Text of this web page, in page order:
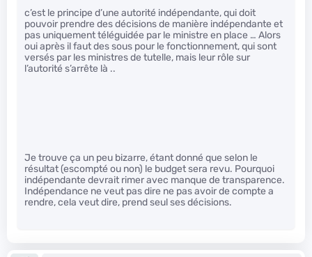
c’est le principe d’une autorité indépendante, qui doit
pouvoir prendre des décisions de manière indépendante et
pas uniquement téléguidée par le ministre en place … Alors
oui après il faut des sous pour le fonctionnement, qui sont
versés par les ministres de tutelle, mais leur rôle sur
l’autorité s’arrête là ..
Je trouve ça un peu bizarre, étant donné que selon le
résultat (escompté ou non) le budget sera revu. Pourquoi
indépendante devrait rimer avec manque de transparence.
Indépendance ne veut pas dire ne pas avoir de compte a
rendre, cela veut dire, prend seul ses décisions.